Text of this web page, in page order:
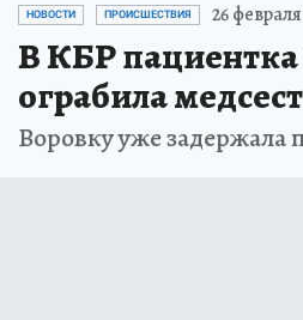
НОВОСТИ ПРОИСШЕСТВИЯ 26 февраля
В КБР
ограбила
Воровку уже задержала